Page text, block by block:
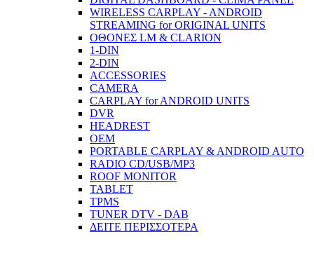
WIRELESS CARPLAY - ANDROID
STREAMING for ORIGINAL UNITS
ΟΘΟΝΕΣ LM & CLARION
1-DIN
2-DIN
ACCESSORIES
CAMERA
CARPLAY for ANDROID UNITS
DVR
HEADREST
OEM
PORTABLE CARPLAY & ANDROID AUTO
RADIO CD/USB/MP3
ROOF MONITOR
TABLET
TPMS
TUNER DTV - DAB
ΔΕΙΤΕ ΠΕΡΙΣΣΟΤΕΡΑ